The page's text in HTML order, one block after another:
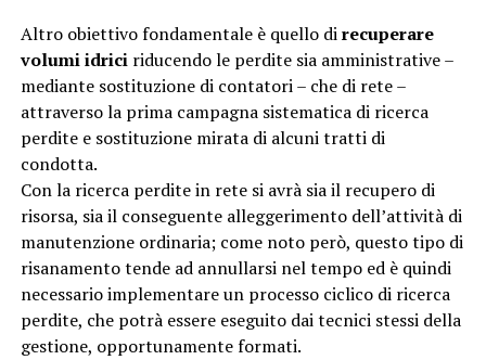
Altro obiettivo fondamentale è quello direcuperare
volumi idriciriducendo le perdite sia amministrative –
mediante sostituzione di contatori – che di rete –
attraverso la prima campagna sistematica di ricerca
perdite e sostituzione mirata di alcuni tratti di
condotta.
Con la ricerca perdite in rete si avrà sia il recupero di
risorsa, sia il conseguente alleggerimento dell’attività di
manutenzione ordinaria; come noto però, questo tipo di
risanamento tende ad annullarsi nel tempo ed è quindi
necessario implementare un processo ciclico di ricerca
perdite, che potrà essere eseguito dai tecnici stessi della
gestione, opportunamente formati.